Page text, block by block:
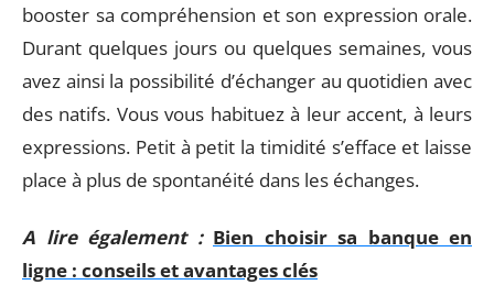
booster sa compréhension et son expression orale.
Durant quelques jours ou quelques semaines, vous
avez ainsi la possibilité d’échanger au quotidien avec
des natifs. Vous vous habituez à leur accent, à leurs
expressions. Petit à petit la timidité s’efface et laisse
place à plus de spontanéité dans les échanges.
A lire également : Bien choisir sa banque en
ligne : conseils et avantages clés